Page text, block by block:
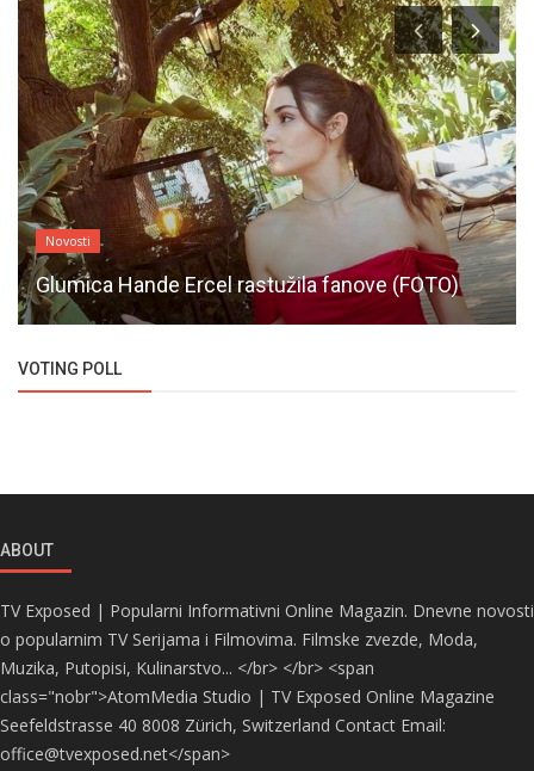
Novosti
Glumica Hande Ercel rastužila fanove (FOTO)
VOTING POLL
ABOUT
TV Exposed | Popularni Informativni Online Magazin. Dnevne novosti
o popularnim TV Serijama i Filmovima. Filmske zvezde, Moda,
Muzika, Putopisi, Kulinarstvo... </br> </br> <span
class="nobr">AtomMedia Studio | TV Exposed Online Magazine
Seefeldstrasse 40 8008 Zürich, Switzerland Contact Email:
office@tvexposed.net</span>